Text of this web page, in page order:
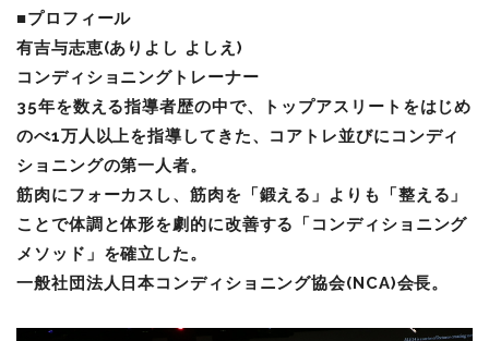
■プロフィール
有吉与志恵(ありよし よしえ)
コンディショニングトレーナー
35年を数える指導者歴の中で、トップアスリートをはじめ
のべ1万人以上を指導してきた、コアトレ並びにコンディ
ショニングの第一人者。
筋肉にフォーカスし、筋肉を「鍛える」よりも「整える」
ことで体調と体形を劇的に改善する「コンディショニング
メソッド」を確立した。
一般社団法人日本コンディショニング協会(NCA)会長。